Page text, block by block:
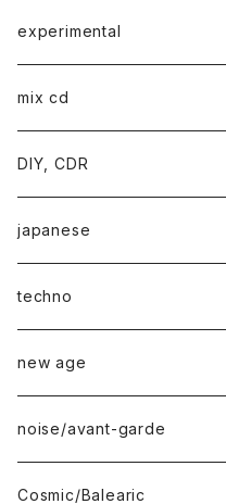
experimental
mix cd
DIY, CDR
japanese
techno
new age
noise/avant-garde
Cosmic/Balearic